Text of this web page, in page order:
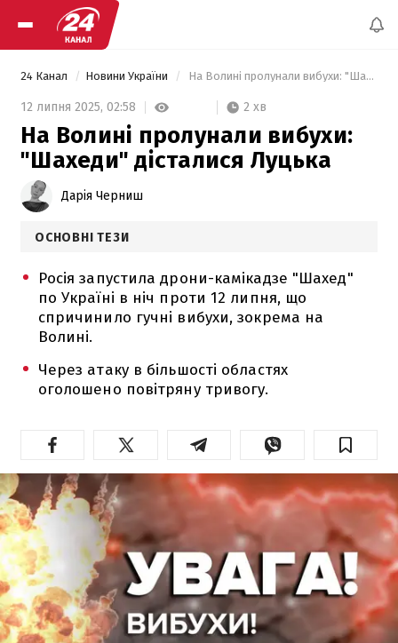
24 Канал Новини України На Волині пролунали вибухи: "Шахеди" дісталися Луцька
12 липня 2025, 02:58 2 хв
На Волині пролунали вибухи:
"Шахеди" дісталися Луцька
Дарія Черниш
ОСНОВНІ ТЕЗИ
Росія запустила дрони-камікадзе "Шахед"
по Україні в ніч проти 12 липня, що
спричинило гучні вибухи, зокрема на
Волині.
Через атаку в більшості областях
оголошено повітряну тривогу.